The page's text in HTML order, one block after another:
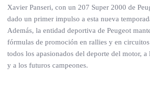
Xavier Panseri, con un 207 Super 2000 de
dado un primer impulso a esta nueva
Además, la entidad deportiva de Peugeot
fórmulas de promoción en rallies y en circuitos
todos los apasionados del deporte del motor, a
y a los futuros campeones.